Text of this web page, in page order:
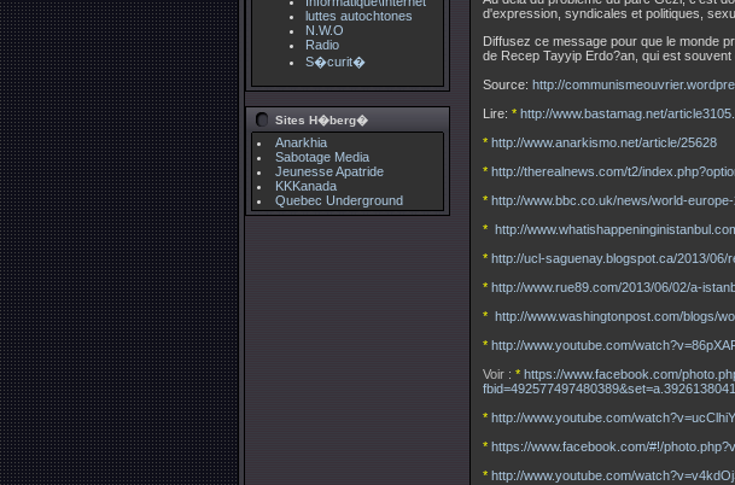
luttes autochtones
N.W.O
Radio
S�curit�
Sites H�berg�
Anarkhia
Sabotage Media
Jeunesse Apatride
KKKanada
Quebec Underground
d'expression, syndicales et politiques,
Diffusez ce message pour que le monde
de Recep Tayyip Erdo?an, qui est
Source: http://
Lire: * http://www.bastamag.net/
* http://www.anarkismo.net/article/25628
* http://therealnews.com/t2/
* http://www.bbc.co.uk/news/world-europe-
* http://
* http://ucl-saguenay.blogspot.ca/2013/
* http://www.rue89.com/2013/06/02/a-
* http://www.washingtonpost.com/blogs/
* http://www.youtube.com/
Voir : * https://www.facebook.com/
* http://www.youtube.com/
* https://www.facebook.com/#!/
* http://www.youtube.com/